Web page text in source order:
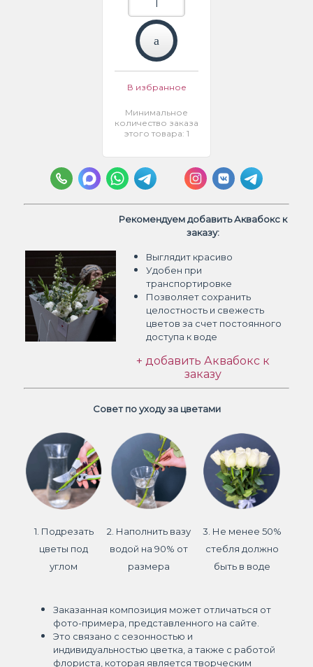
В избранное
Минимальное
количество заказа
этого товара: 1
Рекомендуем добавить Аквабокс к
заказу:
Выглядит красиво
Удобен при
транспортировке
Позволяет сохранить
целостность и свежесть
цветов за счет постоянного
доступа к воде
+ добавить Аквабокс к
заказу
Совет по уходу за цветами
1. Подрезать
цветы под
углом
2. Наполнить вазу
водой на 90% от
размера
3. Не менее 50%
стебля должно
быть в воде
Заказанная композиция может отличаться от
фото-примера, представленного на сайте.
Это связано с сезонностью и
индивидуальностью цветка, а также с работой
флориста, которая является творческим